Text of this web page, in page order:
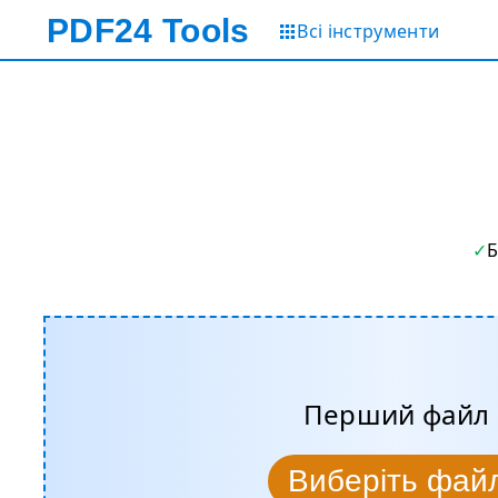
PDF24 Tools Всі інструменти
Перший файл
Виберіть